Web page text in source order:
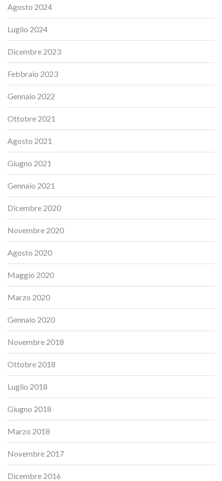
Agosto 2024
Luglio 2024
Dicembre 2023
Febbraio 2023
Gennaio 2022
Ottobre 2021
Agosto 2021
Giugno 2021
Gennaio 2021
Dicembre 2020
Novembre 2020
Agosto 2020
Maggio 2020
Marzo 2020
Gennaio 2020
Novembre 2018
Ottobre 2018
Luglio 2018
Giugno 2018
Marzo 2018
Novembre 2017
Dicembre 2016